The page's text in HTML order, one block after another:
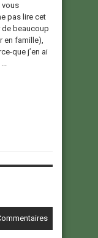
vous
pas lire cet
de beaucoup
en famille),
que j’en ai